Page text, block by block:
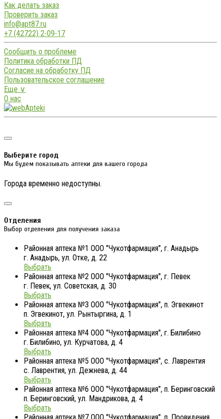
Как делать заказ
Проверить заказ
info@apt87.ru
+7 (42722) 2-09-17
Сообщить о проблеме
Политика обработки ПД
Согласие на обработку ПД
Пользовательское соглашение
Еще ∨
О нас
Выберите город
Мы будем показывать аптеки для вашего города
Города временно недоступны.
Отделения
Выбор отделения для получения заказа
Районная аптека №1 ООО "Чукотфармация", г. Анадырь
г. Анадырь, ул. Отке, д. 22
Выбрать
Районная аптека №2 ООО "Чукотфармация", г. Певек
г. Певек, ул. Советская, д. 30
Выбрать
Районная аптека №3 ООО "Чукотфармация", п. Эгвекинот
п. Эгвекинот, ул. Рынтыргина, д. 1
Выбрать
Районная аптека №4 ООО "Чукотфармация", г. Билибино
г. Билибино, ул. Курчатова, д. 4
Выбрать
Районная аптека №5 ООО "Чукотфармация", с. Лаврентия
с. Лаврентия, ул. Дежнева, д. 44
Выбрать
Районная аптека №6 ООО "Чукотфармация", п. Беринговский
п. Беринговский, ул. Мандрикова, д. 4
Выбрать